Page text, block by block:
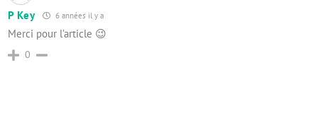
P Key 6 années il y a
Merci pour l’article 😉
0